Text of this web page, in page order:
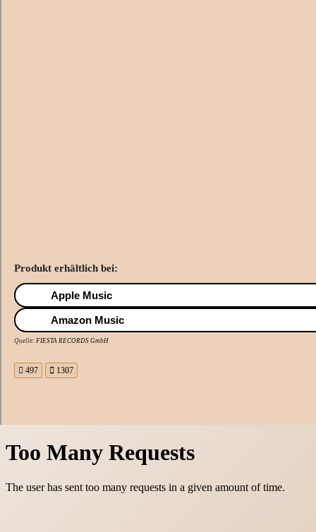
Produkt erhältlich bei:
Apple Music
Amazon Music
Quelle: FIESTA RECORDS GmbH
497 1307